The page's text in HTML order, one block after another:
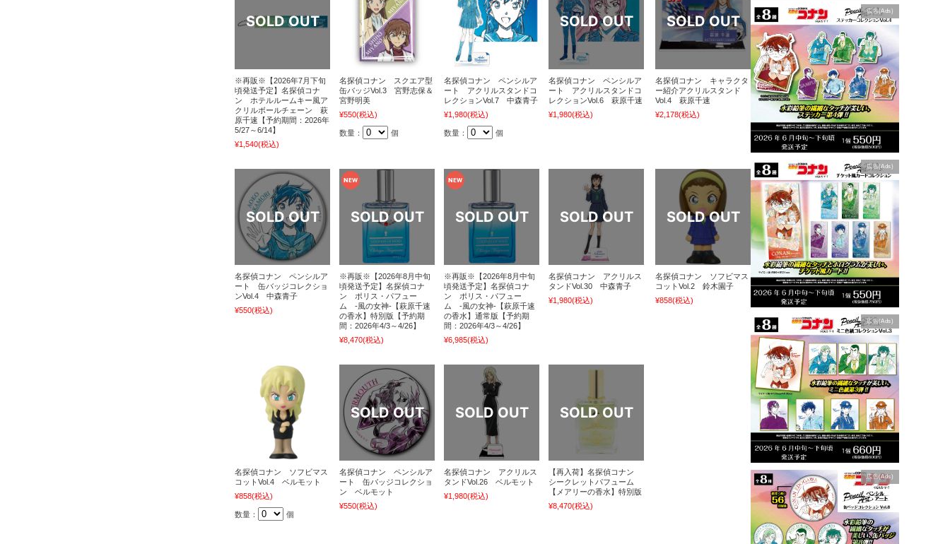
広告(Ads)
広告(Ads)
広告(Ads)
広告(Ads)
※再販※【2026年7月下旬
頃発送予定】名探偵コナ
ン ホテルルームキー風ア
クリルボールチェーン 萩
原千速【予約期間：2026年
5/27～6/14】
¥1,540(税込)
名探偵コナン スクエア型
缶バッジVol.3 宮野志保＆
宮野明美
¥550(税込)
数量： 個
名探偵コナン ペンシルア
ート アクリルスタンドコ
レクションVol.7 中森青子
¥1,980(税込)
数量： 個
名探偵コナン ペンシルア
ート アクリルスタンドコ
レクションVol.6 萩原千速
¥1,980(税込)
名探偵コナン キャラクタ
ー紹介アクリルスタンド
Vol.4 萩原千速
¥2,178(税込)
名探偵コナン ペンシルア
ート 缶バッジコレクショ
ンVol.4 中森青子
¥550(税込)
※再販※【2026年8月中旬
頃発送予定】名探偵コナ
ン ポリス・パフュー
ム -風の女神-【萩原千速
の香水】特別版【予約期
間：2026年4/3～4/26】
¥8,470(税込)
※再販※【2026年8月中旬
頃発送予定】名探偵コナ
ン ポリス・パフュー
ム -風の女神-【萩原千速
の香水】通常版【予約期
間：2026年4/3～4/26】
¥6,985(税込)
名探偵コナン アクリルス
タンドVol.30 中森青子
¥1,980(税込)
名探偵コナン ソフビマス
コットVol.2 鈴木園子
¥858(税込)
名探偵コナン ソフビマス
コットVol.4 ベルモット
¥858(税込)
数量： 個
名探偵コナン ペンシルア
ート 缶バッジコレクショ
ン ベルモット
¥550(税込)
名探偵コナン アクリルス
タンドVol.26 ベルモット
¥1,980(税込)
【再入荷】名探偵コナン
シークレットパフューム
【メアリーの香水】特別版
¥8,470(税込)